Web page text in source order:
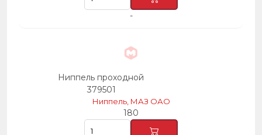
-
Ниппель проходной
379501
Ниппель, МАЗ ОАО
180